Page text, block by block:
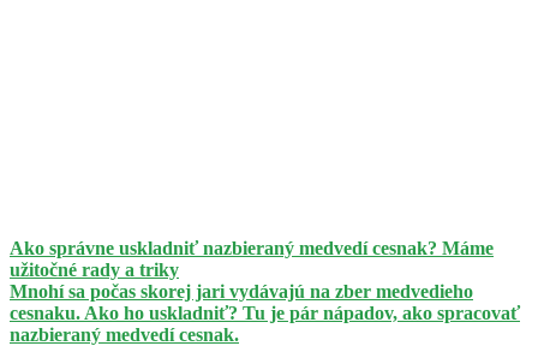
Ako správne uskladniť nazbieraný medvedí cesnak? Máme
užitočné rady a triky
Mnohí sa počas skorej jari vydávajú na zber medvedieho
cesnaku. Ako ho uskladniť? Tu je pár nápadov, ako spracovať
nazbieraný medvedí cesnak.